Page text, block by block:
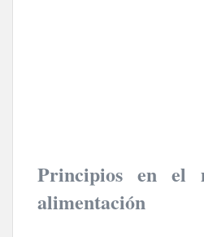
Principios en el
alimentación